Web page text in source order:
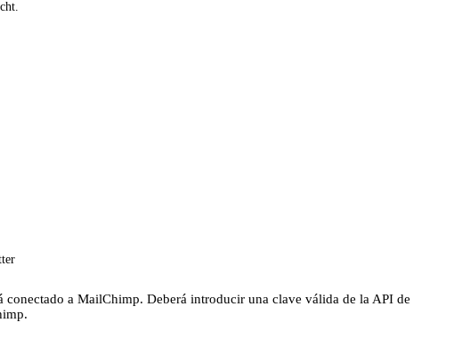
conectado a MailChimp. Deberá introducir una clave válida de la API de